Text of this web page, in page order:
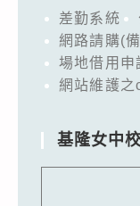
差勤系統
網路請購(
場地借用申
網站維護之
基隆女中